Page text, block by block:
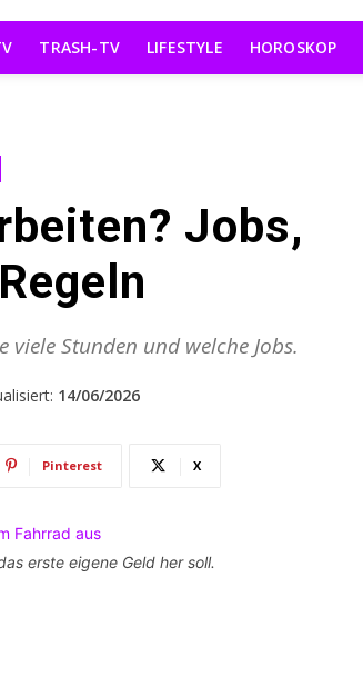
TRASH-TV LIFESTYLE HOROSKOP
Jobs,
Stunden und welche Jobs.
14/06/2026
Pinterest X
erste eigene Geld her soll.